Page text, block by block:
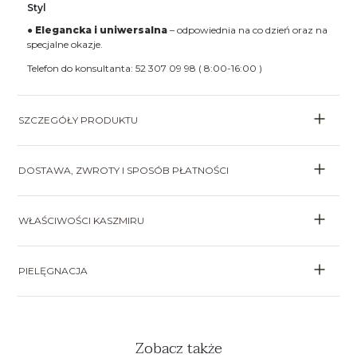
Styl
● Elegancka i uniwersalna – odpowiednia na co dzień oraz na
specjalne okazje.
Telefon do konsultanta: 52 307 09 98 ( 8:00-16:00 )
SZCZEGÓŁY PRODUKTU
DOSTAWA, ZWROTY I SPOSÓB PŁATNOŚCI
WŁAŚCIWOŚCI KASZMIRU
PIELĘGNACJA
Zobacz także